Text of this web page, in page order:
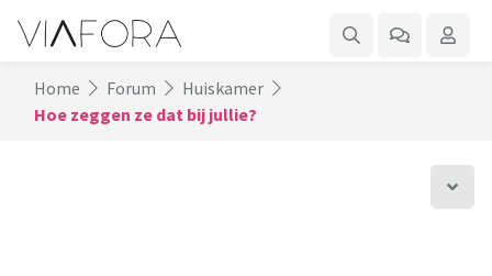
Home Forum
Huiskamer
Hoe zeggen ze dat bij jullie?